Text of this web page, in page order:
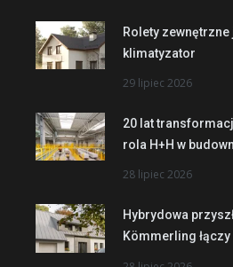
Rolety
klimatyzator
29 lipiec 2026
20 lat
rola H+H w
28 lipiec 2026
Hybrydowa
Kömmerling